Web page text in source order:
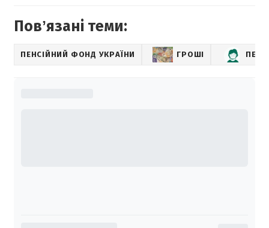
Повʼязані теми:
ПЕНСІЙНИЙ ФОНД УКРАЇНИ ГРОШІ